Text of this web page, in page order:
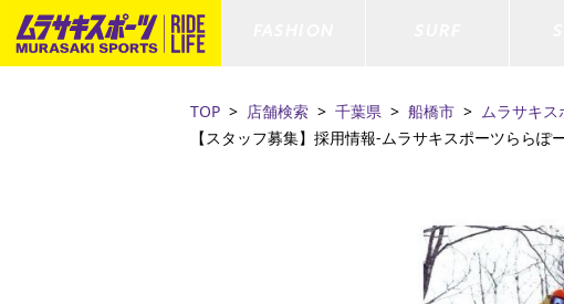
シューズ
サーフボードメン
スノーボードセット
スケートボードグッ
TOP 店舗検索 千葉県 船橋市 ムラサキ
【スタッフ募集】採用情報-ムラサキスポーツららぽ